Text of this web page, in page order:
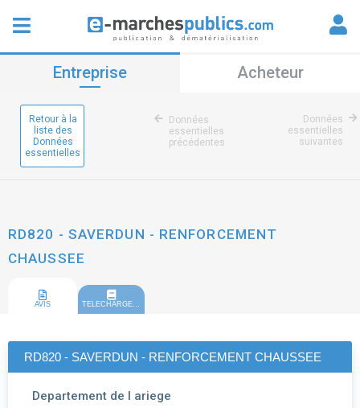
Entreprise Acheteur
Retour à la
liste des
Données
essentielles
Données
essentielles
précédentes
Données
essentielles
suivantes
RD820 - SAVERDUN - RENFORCEMENT
CHAUSSEE
AVIS TELECHARGEMENT
RD820 - SAVERDUN - RENFORCEMENT CHAUSSEE
Departement de l ariege